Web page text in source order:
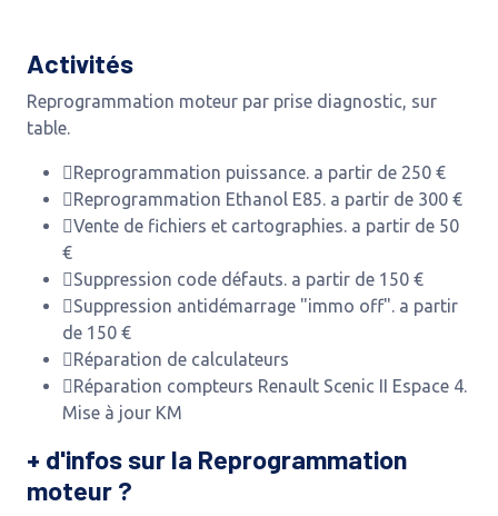
Activités
Reprogrammation moteur par prise diagnostic, sur
table.
Reprogrammation puissance. a partir de 250 €
Reprogrammation Ethanol E85. a partir de 300 €
Vente de fichiers et cartographies. a partir de 50
€
Suppression code défauts. a partir de 150 €
Suppression antidémarrage "immo off". a partir
de 150 €
Réparation de calculateurs
Réparation compteurs Renault Scenic II Espace 4.
Mise à jour KM
+ d'infos sur la Reprogrammation
moteur ?